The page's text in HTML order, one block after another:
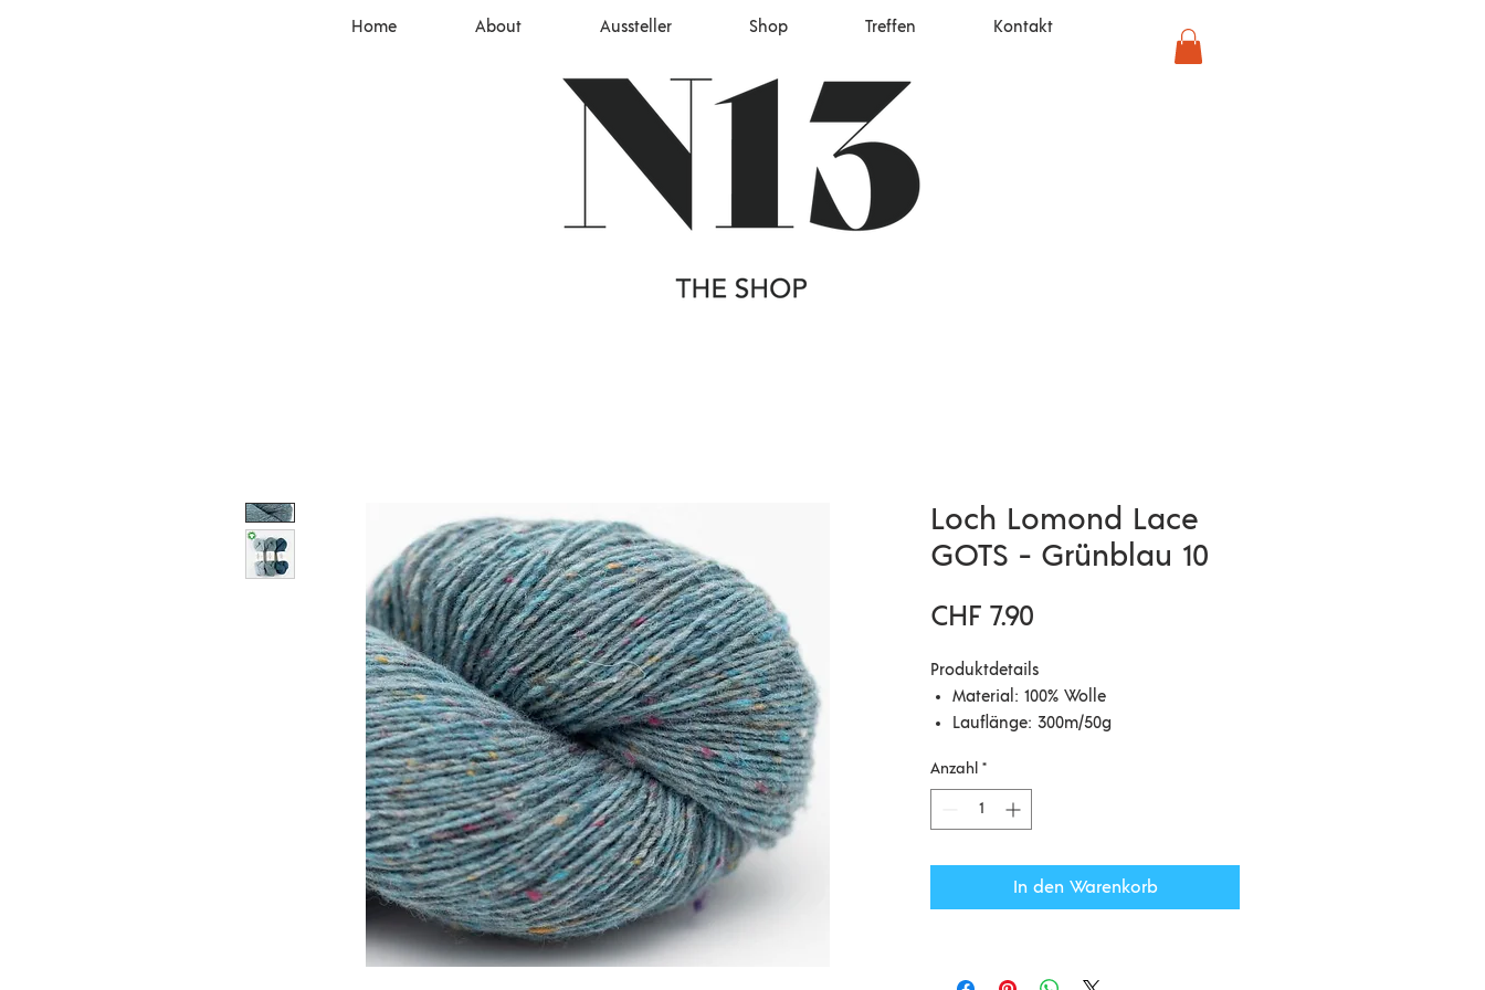
Loch Lomond Lace
GOTS - Grünblau 10
CHF 7.90
Produktdetails
Material: 100% Wolle
Lauflänge: 300m/50g
Maschenprobe: 26 = 10 cm
Verbrauch für einen Damenpullover
Gr. 38 ca.: 350g
Hier kommt die feine, einfädige Version
Anzahl *
In den Warenkorb
Home About Aussteller Shop Treffen Kontakt